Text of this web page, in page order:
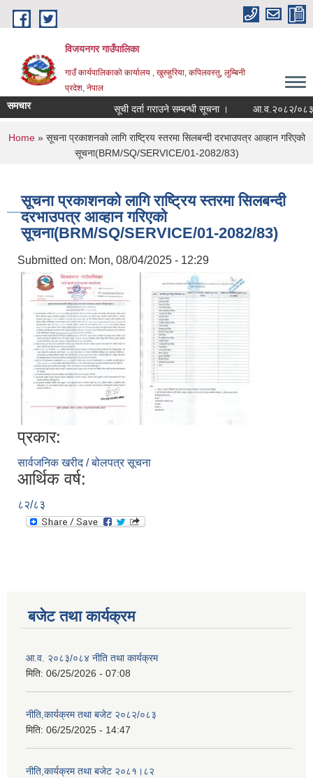
Skip to main content
विजयनगर गाउँपालिका
गाउँ कार्यपालिकाको कार्यालय , खुरुहुरिया, कपिलवस्तु, लुम्बिनी
प्रदेश, नेपाल
समचार सूची दर्ता गराउने सम्बन्धी सूचना । आ.व.२०८२/०८३मा
You are here
Home» सूचना प्रकाशनको लागि राष्ट्रिय स्तरमा सिलबन्दी दरभाउपत्र आव्हान गरिएको
सूचना(BRM/SQ/SERVICE/01-2082/83)
सूचना प्रकाशनको लागि राष्ट्रिय स्तरमा सिलबन्दी
दरभाउपत्र आव्हान गरिएको
सूचना(BRM/SQ/SERVICE/01-2082/83)
Submitted on: Mon, 08/04/2025 - 12:29
प्रकार:
सार्वजनिक खरीद / बोलपत्र सूचना
आर्थिक वर्ष:
८२/८३
बजेट तथा कार्यक्रम
आ.व. २०८३/०८४ नीति तथा कार्यक्रम
मिति: 06/25/2026 - 07:08
नीति,कार्यक्रम तथा बजेट २०८२/०८३
मिति: 06/25/2025 - 14:47
नीति,कार्यक्रम तथा बजेट २०८१।८२